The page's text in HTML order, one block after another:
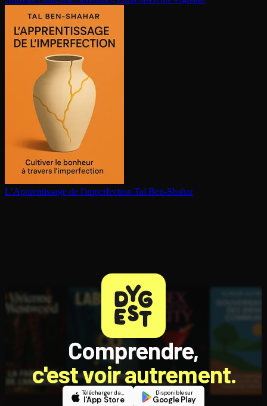
L’Ap­pren­tis­sage de l'im­per­fec­tion Tal Ben-Shahar
Comprendre,
c'est voir autrement.
Télécharger dans
l'App Store
Disponible sur
Google Play